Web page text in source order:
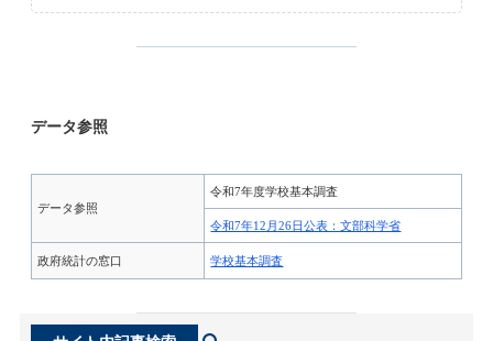
データ参照
データ参照
令和7年度学校基本調査
令和7年12月26日公表：文部科学省
政府統計の窓口 学校基本調査